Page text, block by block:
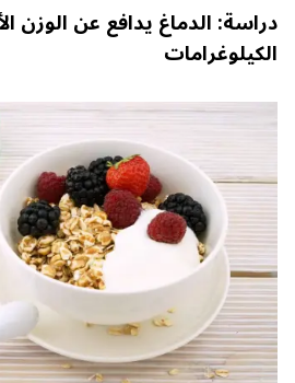
دراسة: الدماغ يدافع عن الوزن
الكيلوغرامات